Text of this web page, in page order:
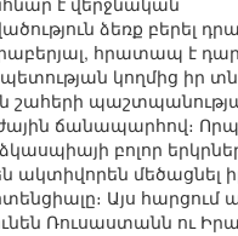
ձեռք բերել դրա
հրատապ է
պետության կողմից իր
շահերի
ճանապարհով։
բոլոր
ակտիվորեն մեծացնել
Այս հարցում
Ռուսաստանն ու